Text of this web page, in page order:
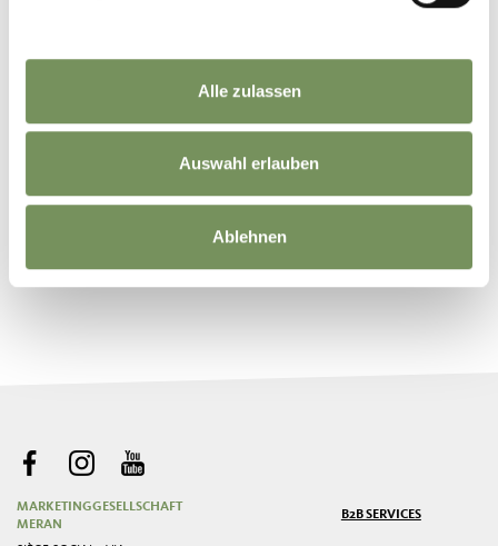
Alle zulassen
Auswahl erlauben
Ablehnen
MARKETINGGESELLSCHAFT
MERAN
B2B SERVICES